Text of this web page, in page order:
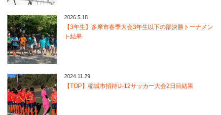
2026.5.18
【3年生】多摩市春季大会3年生以下の部決勝トーナメン
ト結果
2024.11.29
【TOP】稲城市招待U-12サッカー大会2日目結果